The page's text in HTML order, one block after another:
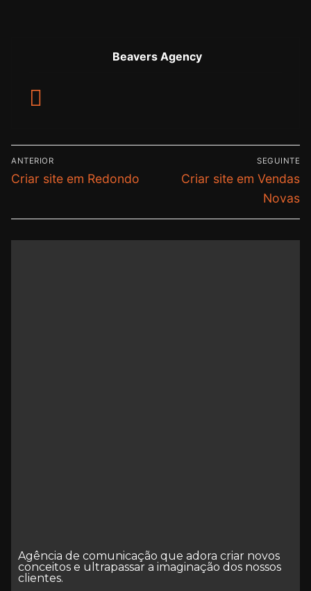
Beavers Agency
ANTERIOR
Criar site em Redondo
SEGUINTE
Criar site em Vendas
Novas
Agência de comunicação que adora criar novos
conceitos e ultrapassar a imaginação dos nossos
clientes.